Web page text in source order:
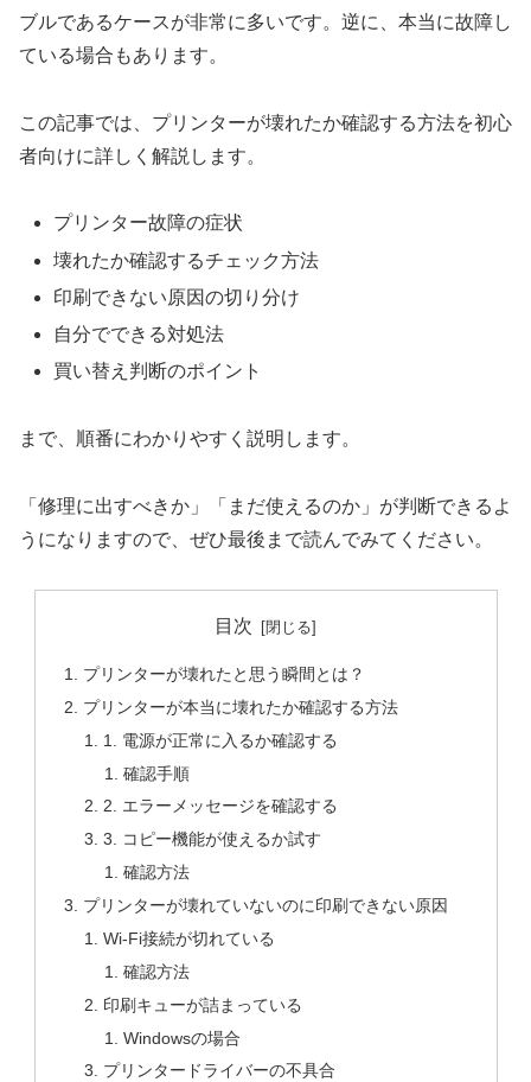
ブルであるケースが非常に多いです。逆に、本当に故障し
ている場合もあります。
この記事では、プリンターが壊れたか確認する方法を初心
者向けに詳しく解説します。
プリンター故障の症状
壊れたか確認するチェック方法
印刷できない原因の切り分け
自分でできる対処法
買い替え判断のポイント
まで、順番にわかりやすく説明します。
「修理に出すべきか」「まだ使えるのか」が判断できるよ
うになりますので、ぜひ最後まで読んでみてください。
目次
プリンターが壊れたと思う瞬間とは？
プリンターが本当に壊れたか確認する方法
1. 電源が正常に入るか確認する
確認手順
2. エラーメッセージを確認する
3. コピー機能が使えるか試す
確認方法
プリンターが壊れていないのに印刷できない原因
Wi-Fi接続が切れている
確認方法
印刷キューが詰まっている
Windowsの場合
プリンタードライバーの不具合